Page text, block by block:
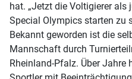
hat. „Jetzt die Voltigierer als
Special Olympics starten zu
Bekannt geworden ist die
Mannschaft durch
Rheinland-Pfalz. Über Jahre